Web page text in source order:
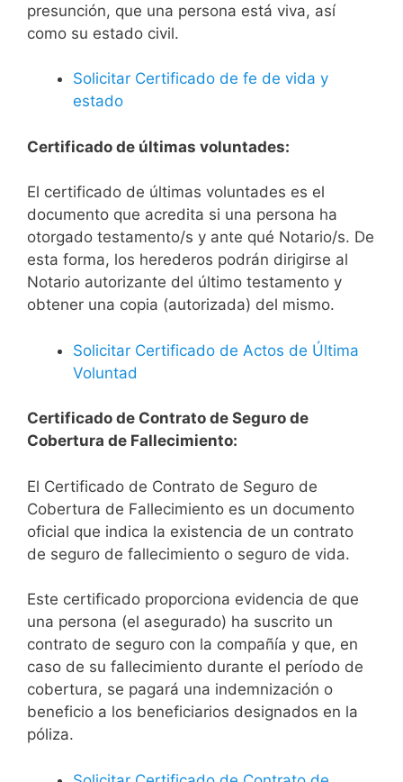
presunción, que una persona está viva, así
como su estado civil.
Solicitar Certificado de fe de vida y
estado
Certificado de últimas voluntades:
El certificado de últimas voluntades es el
documento que acredita si una persona ha
otorgado testamento/s y ante qué Notario/s. De
esta forma, los herederos podrán dirigirse al
Notario autorizante del último testamento y
obtener una copia (autorizada) del mismo.
Solicitar Certificado de Actos de Última
Voluntad
Certificado de Contrato de Seguro de
Cobertura de Fallecimiento:
El Certificado de Contrato de Seguro de
Cobertura de Fallecimiento es un documento
oficial que indica la existencia de un contrato
de seguro de fallecimiento o seguro de vida.
Este certificado proporciona evidencia de que
una persona (el asegurado) ha suscrito un
contrato de seguro con la compañía y que, en
caso de su fallecimiento durante el período de
cobertura, se pagará una indemnización o
beneficio a los beneficiarios designados en la
póliza.